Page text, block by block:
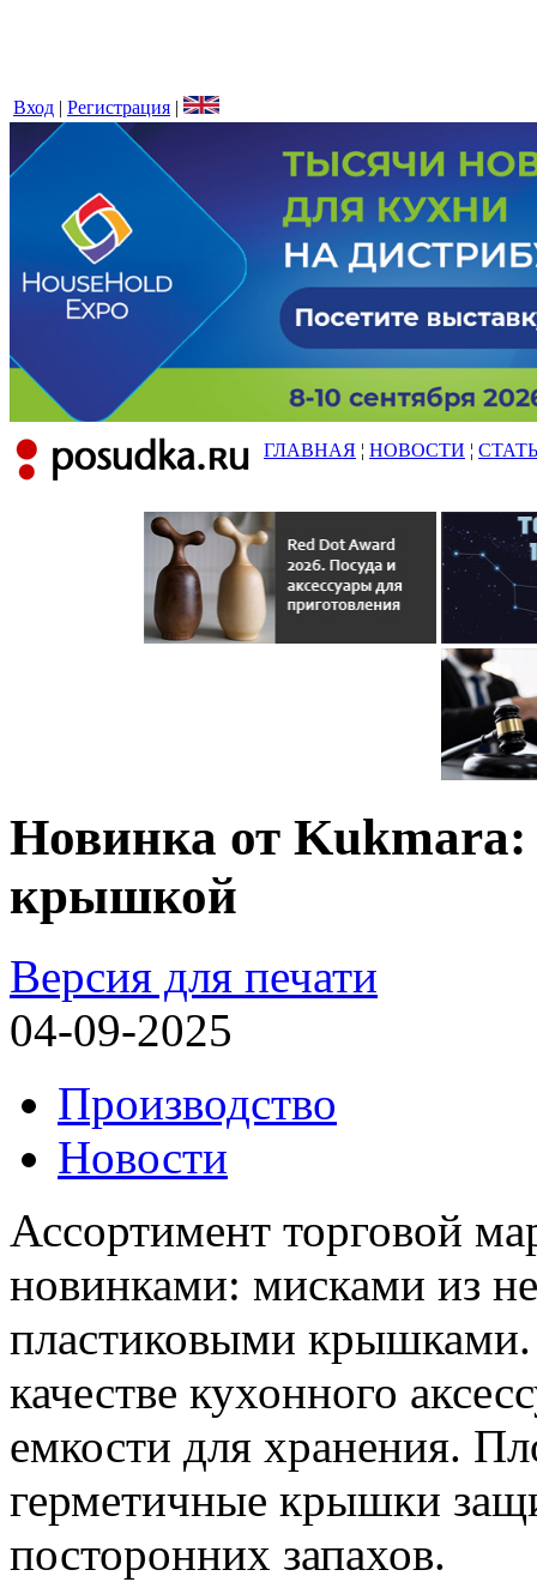
Вход | Регистрация |
ГЛАВНАЯ ¦ НОВОСТИ ¦
Новинка от
крышкой
Версия для печати
04-09-2025
Производство
Новости
Ассортимент торговой
новинками: мисками из
пластиковыми крышками.
качестве кухонного
емкости для хранения.
герметичные крышки
посторонних запахов.